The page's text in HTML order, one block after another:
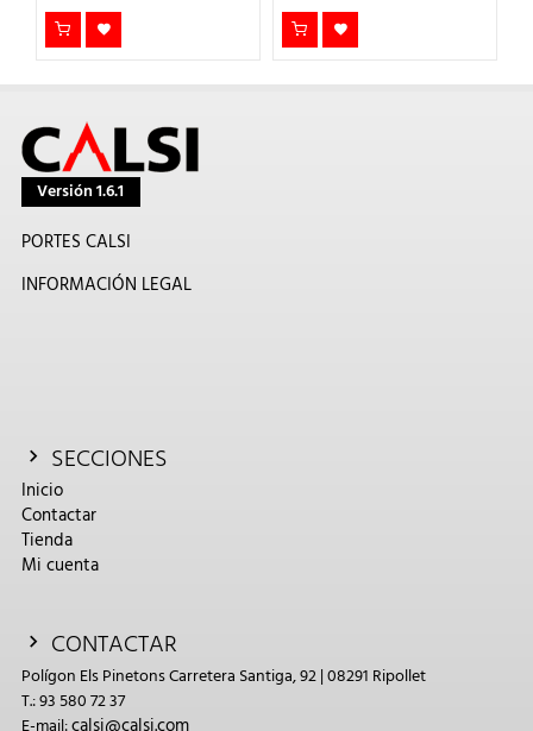
Versión 1.6.1
PORTES CALSI
INFORMACIÓN LEGAL
SECCIONES
Inicio
Contactar
Tienda
Mi cuenta
CONTACTAR
Polígon Els Pinetons Carretera Santiga, 92 | 08291 Ripollet
T.: 93 580 72 37